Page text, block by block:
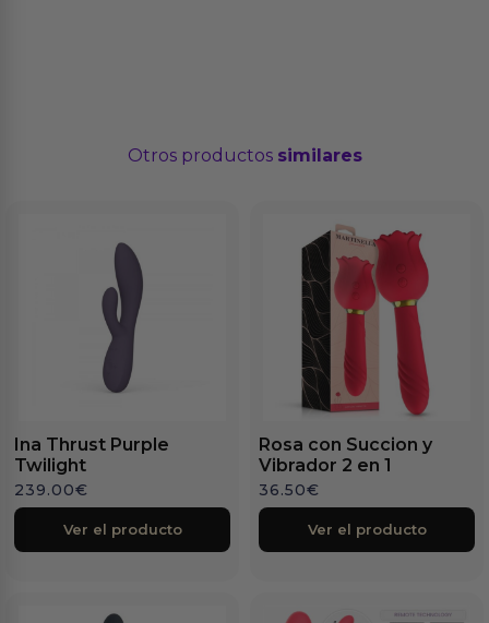
Otros productos similares
Ina Thrust Purple
Twilight
239.00€
Ver el producto
Rosa con Succion y
Vibrador 2 en 1
36.50€
Ver el producto